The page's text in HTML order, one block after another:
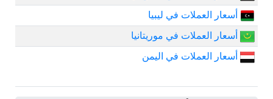
أسعار العملات في ليبيا
أسعار العملات في موريتانيا
أسعار العملات في اليمن